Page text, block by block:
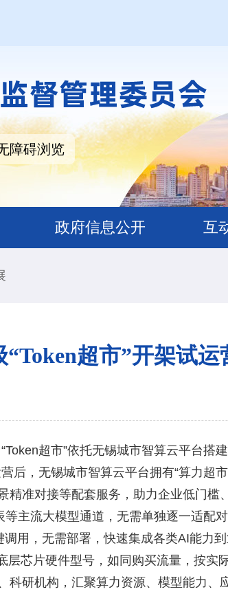
障碍浏览
政府信息公开 互
超市”开架试运
超市”依托无锡城市智算云平台搭
，无锡城市智算云平台拥有“算力超市
准对接等配套服务，助力企业低门槛
主流大模型通道，无需单独逐一适配
调用，无需部署，快速集成各类AI能力
层芯片硬件型号，如同购买流量，按实
科研机构，汇聚算力资源、模型能力、